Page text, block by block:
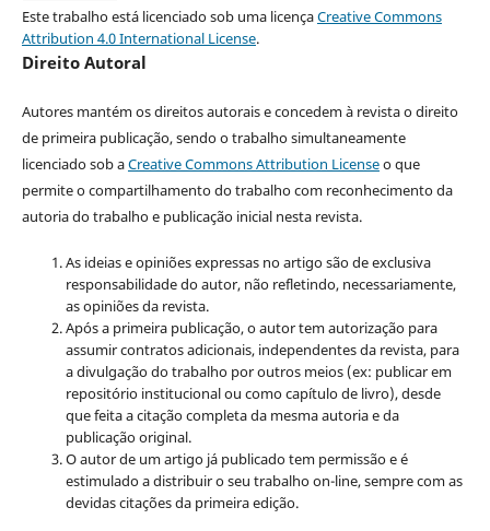
Este trabalho está licenciado sob uma licençaCreative Commons
Attribution 4.0 International License.
Direito Autoral
Autores mantém os direitos autorais e concedem à revista o direito
de primeira publicação, sendo o trabalho simultaneamente
licenciado sob aCreative Commons Attribution Licenseo que
permite o compartilhamento do trabalho com reconhecimento da
autoria do trabalho e publicação inicial nesta revista.
As ideias e opiniões expressas no artigo são de exclusiva
responsabilidade do autor, não refletindo, necessariamente,
as opiniões da revista.
Após a primeira publicação, o autor tem autorização para
assumir contratos adicionais, independentes da revista, para
a divulgação do trabalho por outros meios (ex: publicar em
repositório institucional ou como capítulo de livro), desde
que feita a citação completa da mesma autoria e da
publicação original.
O autor de um artigo já publicado tem permissão e é
estimulado a distribuir o seu trabalho on-line, sempre com as
devidas citações da primeira edição.